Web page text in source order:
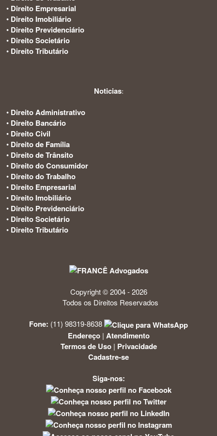
• Direito Empresarial
• Direito Imobiliário
• Direito Previdenciário
• Direito Societário
• Direito Tributário
Noticias:
• Direito Administrativo
• Direito Bancário
• Direito Civil
• Direito de Família
• Direito de Trânsito
• Direito do Consumidor
• Direito do Trabalho
• Direito Empresarial
• Direito Imobiliário
• Direito Previdenciário
• Direito Societário
• Direito Tributário
Copyright © 2004 - 2026
Todos os Direitos Reservados
Fone: (11) 98319-8638
Endereço| Atendimento
Termos de Uso| Privacidade
Cadastre-se
Siga-nos: